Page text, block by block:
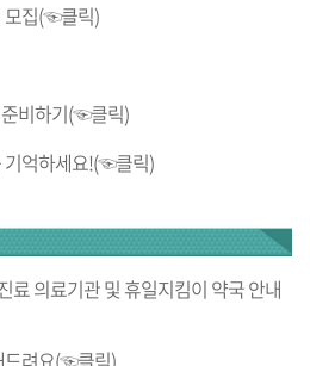
모집(☜클릭)
비하기(☜클릭)
기억하세요!(☜클릭)
료 의료기관 및 휴일지킴이 약국 안내